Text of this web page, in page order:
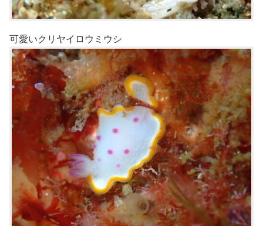
可愛いクリヤイロウミウシ